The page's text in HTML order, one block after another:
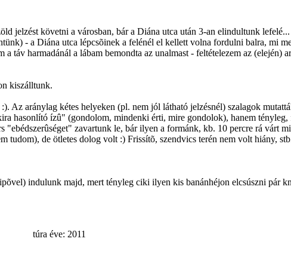
jelzést követni a városban, bár a Diána utca után 3-an elindultunk
- a Diána utca lépcsõinek a felénél el kellett volna fordulni balra, mi
táv harmadánál a lábam bemondta az unalmast - feltételezem az (elején)
kiszálltunk.
aránylag kétes helyeken (pl. nem jól látható jelzésnél) szalagok
hasonlító ízû" (gondolom, mindenki érti, mire gondolok), hanem
zavartunk le, bár ilyen a formánk, kb. 10 percre rá várt
tudom), de ötletes dolog volt :) Frissítõ, szendvics terén nem volt hiány,
indulunk majd, mert tényleg ciki ilyen kis banánhéjon elcsúszni pár
túra éve: 2011